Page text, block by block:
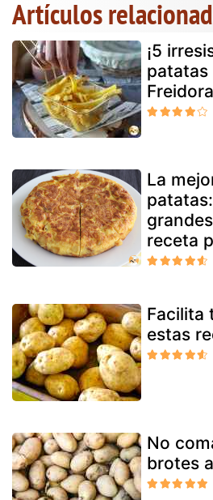
Artículos
¡5
patatas
La
receta
Facilita
estas
No
brotes